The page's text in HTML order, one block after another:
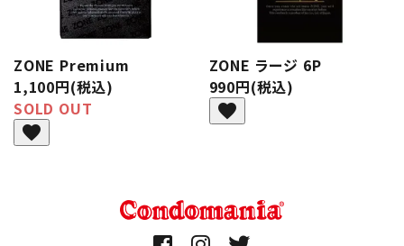
ZONE Premium
1,100円(税込)
SOLD OUT
favorite
ZONE ラージ 6P
990円(税込)
favorite